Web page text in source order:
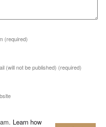
(required)
(will not be published) (required)
Learn how